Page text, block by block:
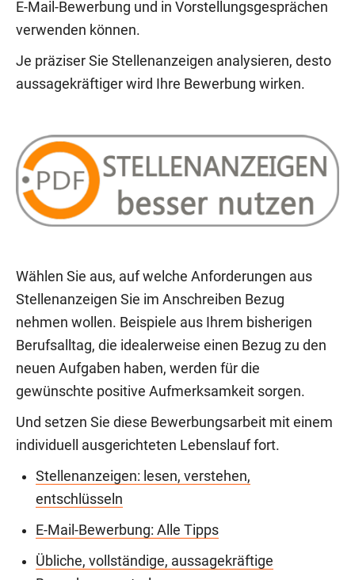
E-Mail-Bewerbung und in Vorstellungsgesprächen
verwenden können.
Je präziser Sie Stellenanzeigen analysieren, desto
aussagekräftiger wird Ihre Bewerbung wirken.
Wählen Sie aus, auf welche Anforderungen aus
Stellenanzeigen Sie im Anschreiben Bezug
nehmen wollen. Beispiele aus Ihrem bisherigen
Berufsalltag, die idealerweise einen Bezug zu den
neuen Aufgaben haben, werden für die
gewünschte positive Aufmerksamkeit sorgen.
Und setzen Sie diese Bewerbungsarbeit mit einem
individuell ausgerichteten Lebenslauf fort.
Stellenanzeigen: lesen, verstehen,
entschlüsseln
E-Mail-Bewerbung: Alle Tipps
Übliche, vollständige, aussagekräftige